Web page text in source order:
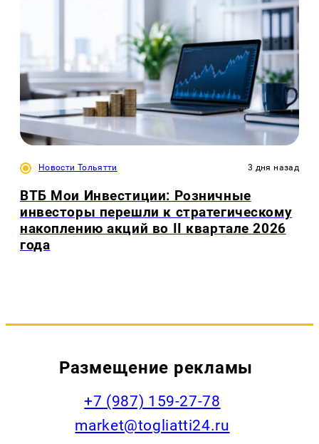
Новости Тольятти 3 дня назад
ВТБ Мои Инвестиции: Розничные
инвесторы перешли к стратегическому
накоплению акций во II квартале 2026
года
Размещение рекламы
+7 (987) 159-27-78
market@togliatti24.ru